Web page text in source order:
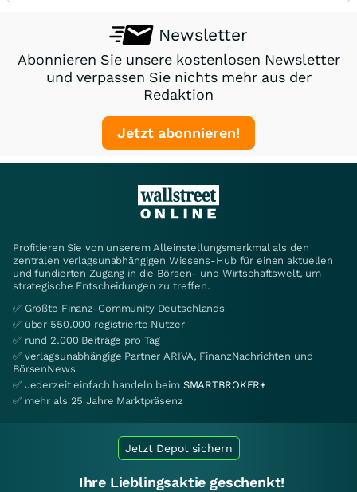
Newsletter
Abonnieren Sie unsere kostenlosen Newsletter
und verpassen Sie nichts mehr aus der
Redaktion
Jetzt abonnieren!
Profitieren Sie von unserem Alleinstellungsmerkmal als den
zentralen verlagsunabhängigen Wissens-Hub für einen aktuellen
und fundierten Zugang in die Börsen- und Wirtschaftswelt, um
strategische Entscheidungen zu treffen.
✅ Größte Finanz-Community Deutschlands
✅ über 550.000 registrierte Nutzer
✅ rund 2.000 Beiträge pro Tag
✅ verlagsunabhängige Partner ARIVA, FinanzNachrichten und
BörsenNews
✅ Jederzeit einfach handeln beim SMARTBROKER+
✅ mehr als 25 Jahre Marktpräsenz
Jetzt Depot sichern
Ihre Lieblingsaktie geschenkt!